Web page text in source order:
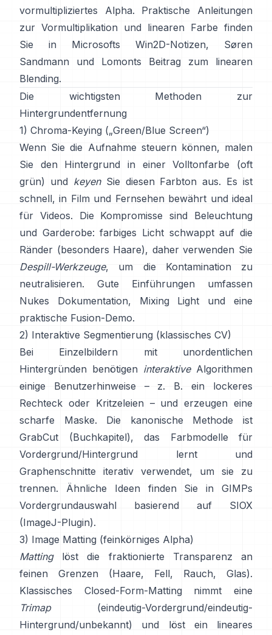
vormultipliziertes Alpha. Praktische Anleitungen
zur Vormultiplikation und linearen Farbe finden
Sie in
Microsofts Win2D-Notizen,
Søren
Sandmann und
Lomonts Beitrag zum linearen
Blending.
Die wichtigsten Methoden zur
Hintergrundentfernung
1) Chroma-Keying („Green/Blue Screen“)
Wenn Sie die Aufnahme steuern können, malen
Sie den Hintergrund in einer Volltonfarbe (oft
grün) und keyenSie diesen Farbton aus. Es ist
schnell, in Film und Fernsehen bewährt und ideal
für Videos. Die Kompromisse sind Beleuchtung
und Garderobe: farbiges Licht schwappt auf die
Ränder (besonders Haare), daher verwenden Sie
Despill-Werkzeuge, um die Kontamination zu
neutralisieren. Gute Einführungen umfassen
Nukes Dokumentation, Mixing Light und eine
praktische Fusion-Demo.
2) Interaktive Segmentierung (klassisches CV)
Bei Einzelbildern mit unordentlichen
Hintergründen benötigen interaktiveAlgorithmen
einige Benutzerhinweise – z. B. ein lockeres
Rechteck oder Kritzeleien – und erzeugen eine
scharfe Maske. Die kanonische Methode ist
GrabCut
(Buchkapitel), das Farbmodelle für
Vordergrund/Hintergrund lernt und
Graphenschnitte iterativ verwendet, um sie zu
trennen. Ähnliche Ideen finden Sie in GIMPs
Vordergrundauswahl basierend auf
SIOX
(ImageJ-Plugin).
3) Image Matting (feinkörniges Alpha)
Mattinglöst die fraktionierte Transparenz an
feinen Grenzen (Haare, Fell, Rauch, Glas).
Klassisches
Closed-Form-Matting
nimmt eine
Trimap(eindeutig-Vordergrund/eindeutig-
Hintergrund/unbekannt) und löst ein lineares